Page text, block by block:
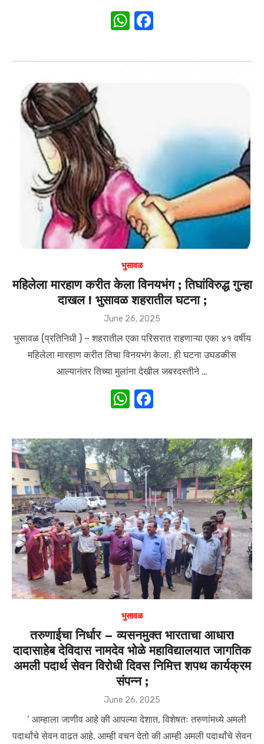
W
at c
o
k
भुसावळ
महिलेला मारहाण करीत केला विनयभंग ; तिघांविरुद्ध गुन्हा
दाखल ! भुसावळ शहरातील घटना ;
Posted
June 26, 2025
भुसावळ (प्रतिनिधी ) – शहरातील एका परिसरात राहणाऱ्या एका ४१ वर्षीय
महिलेला मारहाण करीत तिचा विनयभंग केला. ही घटना उघडकीस
आल्यानंतर तिच्या मुलांना देखील जबरदस्तीने …
W
at
s
A
p
p
c
e
b
o
o
k
भुसावळ
तरुणाईचा निर्धार – व्यसनमुक्त भारताचा आधार!
दादासाहेब देविदास नामदेव भोळे महाविद्यालयात जागतिक
अमली पदार्थ सेवन विरोधी दिवस निमित्त शपथ कार्यक्रम
संपन्न ;
Posted
June 26, 2025
‘ आम्हाला जाणीव आहे की आपल्या देशात, विशेषतः तरुणांमध्ये अमली
पदार्थांचे सेवन वाढत आहे. आम्ही वचन देतो की आम्ही अमली पदार्थांचे सेवन